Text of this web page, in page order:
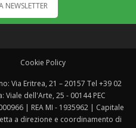
NEWSLETTER
Cookie Policy
Via Eritrea, 21 – 20157 Tel +39 02
Viale dell'Arte, 25 - 00144 PEC
| REA MI - 1935962 | Capitale
a direzione e coordinamento di